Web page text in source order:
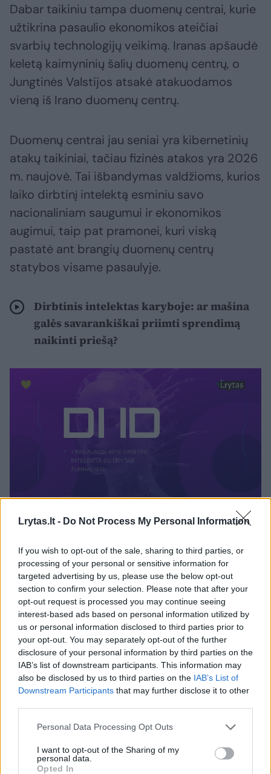
Lrytas.lt - Do Not Process My Personal Information
If you wish to opt-out of the sale, sharing to third parties, or
processing of your personal or sensitive information for
targeted advertising by us, please use the below opt-out
section to confirm your selection. Please note that after your
opt-out request is processed you may continue seeing
interest-based ads based on personal information utilized by
us or personal information disclosed to third parties prior to
your opt-out. You may separately opt-out of the further
disclosure of your personal information by third parties on the
IAB’s list of downstream participants. This information may
also be disclosed by us to third parties on the IAB’s List of
Downstream Participants that may further disclose it to other
Personal Data Processing Opt Outs
I want to opt-out of the Sharing of my
personal data.
Opted In
Dabar taikiniu tampa duomenų centrai, kurie
užtikrina pasaulio ekonomikos ateičiai
svarbių technologijų veikimą. Iranas apšaudė
keletą kaimyninių šalių duomenų centrų, o
Jungtinės Valstijos atsakė atakuodamos
vieną iš Irano duomenų centrų.
Duomenų centrai jau seniai yra kibernetinių
atakų taikiniai, tačiau fizinės atakos yra 2026
m. naujovė. Tai išbandymas valdžioms, kurios
laiko dirbtinį intelektą esminiu savo
nacionaliniam saugumui ir ekonomikos
augimui, taip pat pramonei, kuri viską
pastatė ant brangių duomenų centrų
statybos visame pasaulyje.
Dirbtinis intelektas karyboje: ar mašina
galės savarankiškai priimti sprendimą
naikinti priešą?
Iranas ir Jungtinės Valstijos užpuolė
mažiausiai penkis duomenų centrus Persijos
įlankos regione – jau įskaičiuojant ir antrąjį
Irano raketų išpuolį prieš „Amazon“ duomenų
centrą Bahreine praėjusio mėnesio
pabaigoje. „Amazon“ atsisakė komentuoti,
tačiau jos „Amazon Web Services“ (AWS)
valdymo duomenyse matyti, kad regione
sutrikimai tęsiasi nuo pirmojo balandžio 30
d. išpuolio, o palydovinės nuotraukos rodo
didelius AWS objekto pažeidimus.